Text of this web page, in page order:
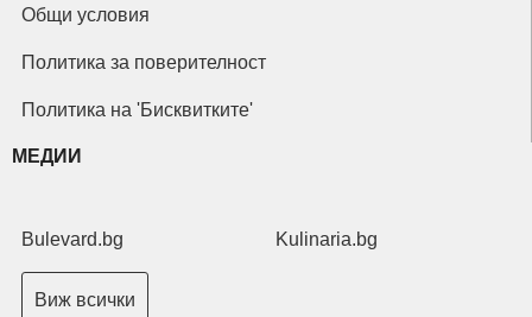
Общи условия
Политика за поверителност
Политика на 'Бисквитките'
МЕДИИ
Bulevard.bg Kulinaria.bg
Виж всички